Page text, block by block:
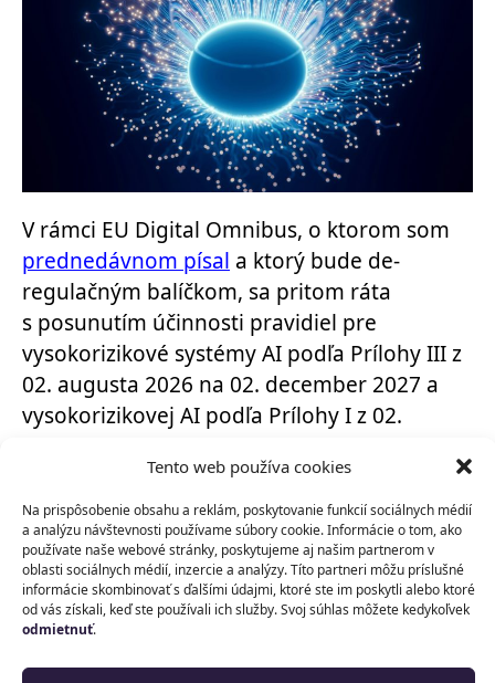
Tento web používa cookies
Na prispôsobenie obsahu a reklám, poskytovanie funkcií sociálnych médií
a analýzu návštevnosti používame súbory cookie. Informácie o tom, ako
používate naše webové stránky, poskytujeme aj našim partnerom v
oblasti sociálnych médií, inzercie a analýzy. Títo partneri môžu príslušné
informácie skombinovať s ďalšími údajmi, ktoré ste im poskytli alebo ktoré
od vás získali, keď ste používali ich služby. Svoj súhlas môžete kedykoľvek
odmietnuť.
V rámci EU Digital Omnibus, o ktorom som
prednedávnom písal a ktorý bude de-
regulačným balíčkom, sa pritom ráta
s posunutím účinnosti pravidiel pre
vysokorizikové systémy AI podľa Prílohy III z
02. augusta 2026 na 02. december 2027 a
vysokorizikovej AI podľa Prílohy I z 02.
Všetky povinnosti, o ktorých som písal pri
vysokorizikovej AI platia pre nové systémy AI
uvedené na trh od 02. augusta 2026. Pre
uvedené na trh pred 02. augustom 2026